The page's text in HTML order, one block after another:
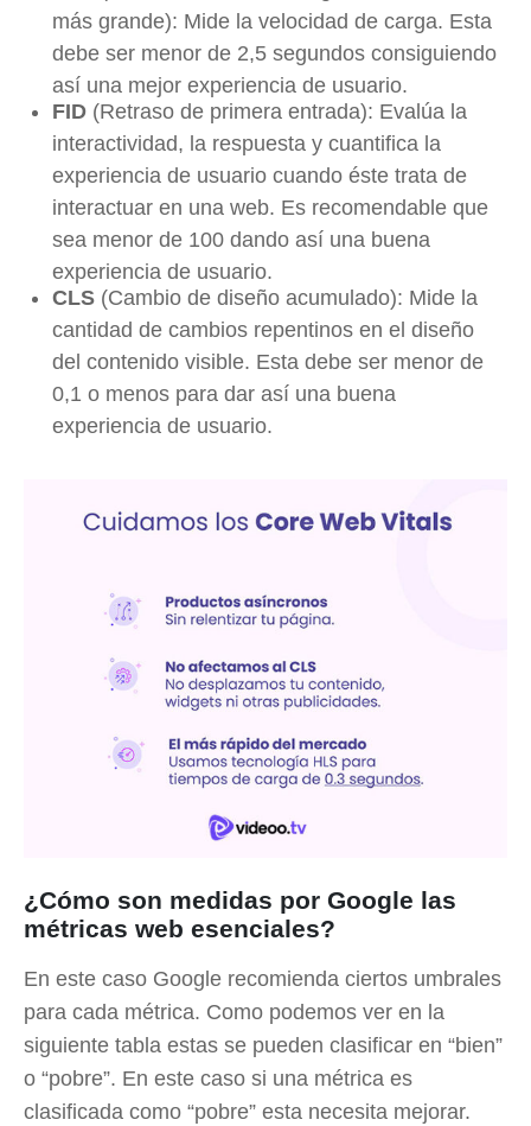
más grande): Mide la velocidad de carga. Esta
debe ser menor de 2,5 segundos consiguiendo
así una mejor experiencia de usuario.
FID(Retraso de primera entrada): Evalúa la
interactividad, la respuesta y cuantifica la
experiencia de usuario cuando éste trata de
interactuar en una web. Es recomendable que
sea menor de 100 dando así una buena
experiencia de usuario.
CLS(Cambio de diseño acumulado): Mide la
cantidad de cambios repentinos en el diseño
del contenido visible. Esta debe ser menor de
0,1 o menos para dar así una buena
experiencia de usuario.
¿Cómo son medidas por Google las
métricas web esenciales?
En este caso Google recomienda ciertos umbrales
para cada métrica. Como podemos ver en la
siguiente tabla estas se pueden clasificar en “bien”
o “pobre”. En este caso si una métrica es
clasificada como “pobre” esta necesita mejorar.